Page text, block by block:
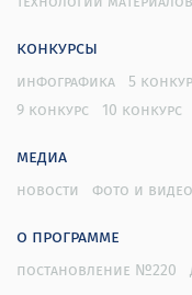
конкурсы
инфографика 5
9 конкурс
10 конкурс
медиа
новости фото и видео
о программе
постановление №220